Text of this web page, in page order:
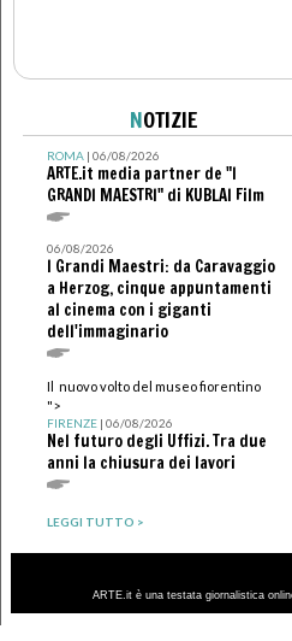
NOTIZIE
ROMA| 06/08/2026
ARTE.it media partner de "I
GRANDI MAESTRI" di KUBLAI Film
06/08/2026
I Grandi Maestri: da Caravaggio
a Herzog, cinque appuntamenti
al cinema con i giganti
dell'immaginario
Il nuovo volto del museo fiorentino
">
FIRENZE| 06/08/2026
Nel futuro degli Uffizi. Tra due
anni la chiusura dei lavori
LEGGI TUTTO >
ARTE.it è una testata giornalistica